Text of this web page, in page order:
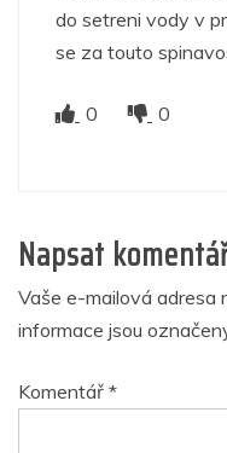
do setreni vody v
se za touto
0 0
Napsat
Vaše e-mailová adresa
informace jsou
Komentář *